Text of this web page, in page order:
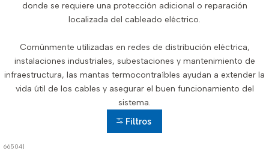
donde se requiere una protección adicional o reparación
localizada del cableado eléctrico.
Comúnmente utilizadas en redes de distribución eléctrica,
instalaciones industriales, subestaciones y mantenimiento de
infraestructura, las mantas termocontraíbles ayudan a extender la
vida útil de los cables y asegurar el buen funcionamiento del
sistema.
Filtros
66504|